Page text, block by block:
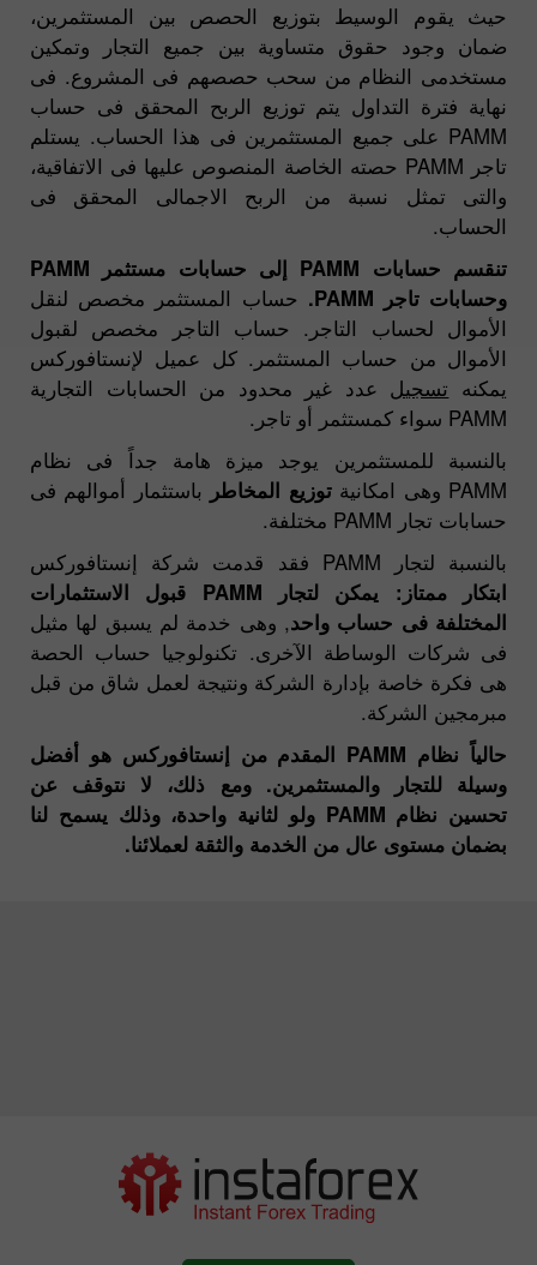
حيث يقوم الوسيط بتوزيع الحصص بين المستثمرين،
ضمان وجود حقوق متساوية بين جميع التجار وتمكين
مستخدمى النظام من سحب حصصهم فى المشروع. فى
نهاية فترة التداول يتم توزيع الربح المحقق فى حساب
PAMM على جميع المستثمرين فى هذا الحساب. يستلم
تاجر PAMM حصته الخاصة المنصوص عليها فى الاتفاقية،
والتى تمثل نسبة من الربح الاجمالى المحقق فى
الحساب.
تنقسم حسابات PAMM إلى حسابات مستثمر PAMM
وحسابات تاجر PAMM.
حساب المستثمر مخصص لنقل
الأموال لحساب التاجر. حساب التاجر مخصص لقبول
الأموال من حساب المستثمر. كل عميل لإنستافوركس
يمكنه تسجيل عدد غير محدود من الحسابات التجارية
PAMM سواء كمستثمر أو تاجر.
بالنسبة للمستثمرين يوجد ميزة هامة جداً فى نظام
PAMM وهى امكانية
توزيع المخاطر باستثمار أموالهم فى
حسابات تجار PAMM مختلفة.
بالنسبة لتجار PAMM فقد قدمت شركة إنستافوركس
ابتكار ممتاز: يمكن لتجار PAMM قبول الاستثمارات
المختلفة فى حساب واحد, وهى خدمة لم يسبق لها مثيل
فى شركات الوساطة الآخرى. تكنولوجيا حساب الحصة
هى فكرة خاصة بإدارة الشركة ونتيجة لعمل شاق من قبل
مبرمجين الشركة.
حالياً نظام PAMM المقدم من إنستافوركس هو أفضل
وسيلة للتجار والمستثمرين. ومع ذلك، لا نتوقف عن
تحسين نظام PAMM ولو لثانية واحدة، وذلك يسمح لنا
بضمان مستوى عال من الخدمة والثقة لعملائنا.